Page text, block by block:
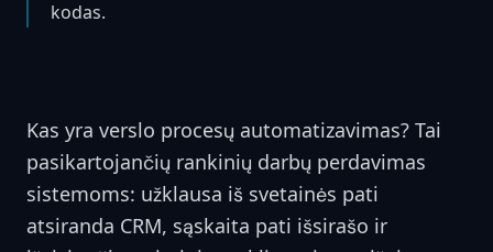
kodas.
Kas yra verslo procesų automatizavimas? Tai
pasikartojančių rankinių darbų perdavimas
sistemoms: užklausa iš svetainės pati
atsiranda CRM, sąskaita pati išsirašo ir